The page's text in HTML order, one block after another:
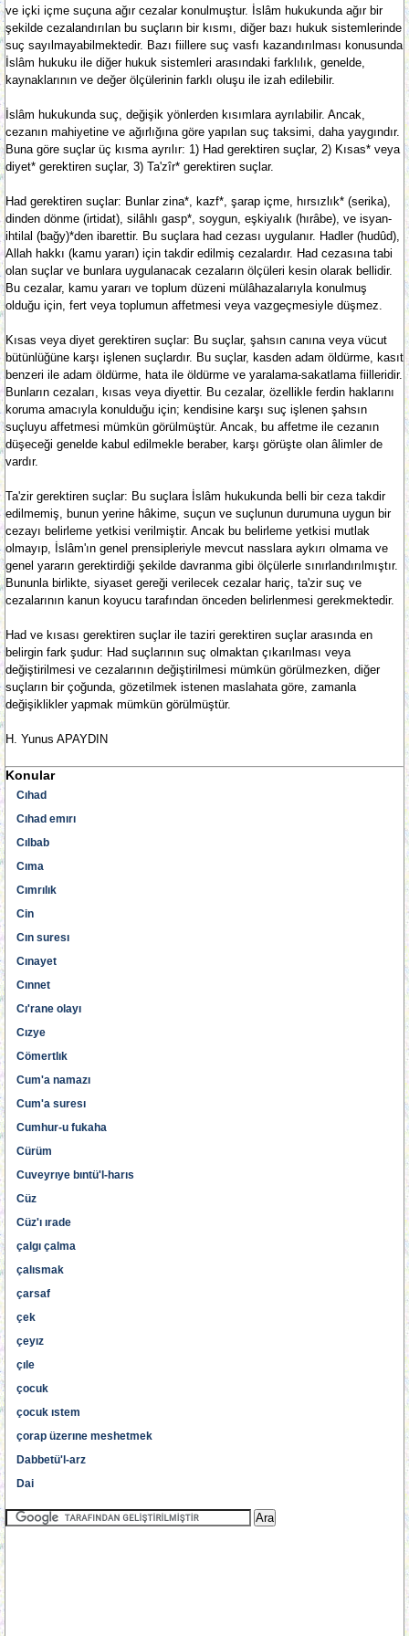
ve içki içme suçuna ağır cezalar konulmuştur. İslâm hukukunda ağır bir
şekilde cezalandırılan bu suçların bir kısmı, diğer bazı hukuk sistemlerinde
suç sayılmayabilmektedir. Bazı fiillere suç vasfı kazandırılması konusunda
İslâm hukuku ile diğer hukuk sistemleri arasındaki farklılık, genelde,
kaynaklarının ve değer ölçülerinin farklı oluşu ile izah edilebilir.
İslâm hukukunda suç, değişik yönlerden kısımlara ayrılabilir. Ancak,
cezanın mahiyetine ve ağırlığına göre yapılan suç taksimi, daha yaygındır.
Buna göre suçlar üç kısma ayrılır: 1) Had gerektiren suçlar, 2) Kısas* veya
diyet* gerektiren suçlar, 3) Ta'zîr* gerektiren suçlar.
Had gerektiren suçlar: Bunlar zina*, kazf*, şarap içme, hırsızlık* (serika),
dinden dönme (irtidat), silâhlı gasp*, soygun, eşkiyalık (hırâbe), ve isyan-
ihtilal (bağy)*den ibarettir. Bu suçlara had cezası uygulanır. Hadler (hudûd),
Allah hakkı (kamu yararı) için takdir edilmiş cezalardır. Had cezasına tabi
olan suçlar ve bunlara uygulanacak cezaların ölçüleri kesin olarak bellidir.
Bu cezalar, kamu yararı ve toplum düzeni mülâhazalarıyla konulmuş
olduğu için, fert veya toplumun affetmesi veya vazgeçmesiyle düşmez.
Kısas veya diyet gerektiren suçlar: Bu suçlar, şahsın canına veya vücut
bütünlüğüne karşı işlenen suçlardır. Bu suçlar, kasden adam öldürme, kasıt
benzeri ile adam öldürme, hata ile öldürme ve yaralama-sakatlama fiilleridir.
Bunların cezaları, kısas veya diyettir. Bu cezalar, özellikle ferdin haklarını
koruma amacıyla konulduğu için; kendisine karşı suç işlenen şahsın
suçluyu affetmesi mümkün görülmüştür. Ancak, bu affetme ile cezanın
düşeceği genelde kabul edilmekle beraber, karşı görüşte olan âlimler de
vardır.
Ta'zir gerektiren suçlar: Bu suçlara İslâm hukukunda belli bir ceza takdir
edilmemiş, bunun yerine hâkime, suçun ve suçlunun durumuna uygun bir
cezayı belirleme yetkisi verilmiştir. Ancak bu belirleme yetkisi mutlak
olmayıp, İslâm'ın genel prensipleriyle mevcut nasslara aykırı olmama ve
genel yararın gerektirdiği şekilde davranma gibi ölçülerle sınırlandırılmıştır.
Bununla birlikte, siyaset gereği verilecek cezalar hariç, ta'zir suç ve
cezalarının kanun koyucu tarafından önceden belirlenmesi gerekmektedir.
Had ve kısası gerektiren suçlar ile taziri gerektiren suçlar arasında en
belirgin fark şudur: Had suçlarının suç olmaktan çıkarılması veya
değiştirilmesi ve cezalarının değiştirilmesi mümkün görülmezken, diğer
suçların bir çoğunda, gözetilmek istenen maslahata göre, zamanla
değişiklikler yapmak mümkün görülmüştür.
H. Yunus APAYDIN
Konular
Cıhad
Cıhad emırı
Cılbab
Cıma
Cımrılık
Cin
Cın suresı
Cınayet
Cınnet
Cı'rane olayı
Cızye
Cömertlık
Cum'a namazı
Cum'a suresı
Cumhur-u fukaha
Cürüm
Cuveyrıye bıntü'l-harıs
Cüz
Cüz'ı ırade
çalgı çalma
çalısmak
çarsaf
çek
çeyız
çıle
çocuk
çocuk ıstem
çorap üzerıne meshetmek
Dabbetü'l-arz
Dai